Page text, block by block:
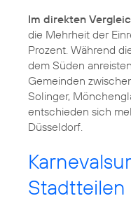
Im direkten
die Mehrheit der
Prozent. Während
dem Süden
Gemeinden
Solinger,
entschieden sich
Düsseldorf.
Stadtteilen